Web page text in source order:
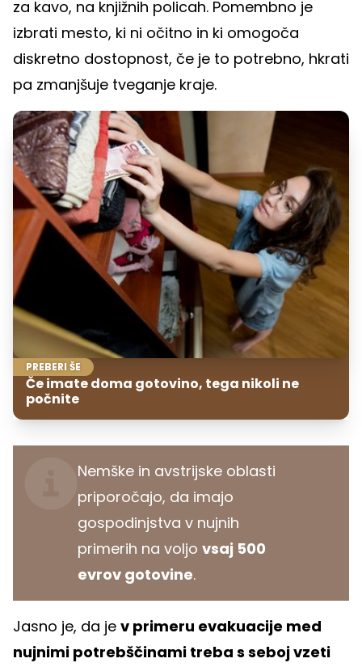
za kavo, na knjižnih policah. Pomembno je
izbrati mesto, ki ni očitno in ki omogoča
diskretno dostopnost, če je to potrebno, hkrati
pa zmanjšuje tveganje kraje.
PREBERI ŠE
Če imate doma gotovino, tega nikoli ne
počnite
Nemške in avstrijske oblasti
priporočajo, da imajo
gospodinjstva v nujnih
primerih na voljo vsaj 500
evrov gotovine.
Jasno je, da je v primeru evakuacije med
nujnimi potrebščinami treba s seboj vzeti